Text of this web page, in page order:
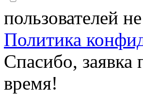
пользователей
Политика
Спасибо,
время!